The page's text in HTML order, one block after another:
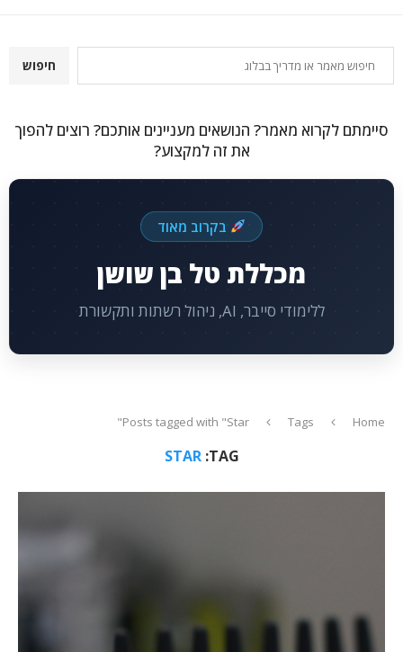
חיפוש
סיימתם לקרוא מאמר? הנושאים מעניינים אותכם? רוצים להפוך
את זה למקצוע?
בקרוב מאוד
מכללת טל בן שושן
ללימודי סייבר, AI, ניהול רשתות ותקשורת
Home
Tags
Posts tagged with "Star"
TAG:
STAR